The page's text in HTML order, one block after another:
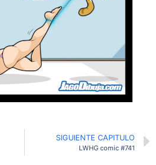
SIGUIENTE CAPITULO
LWHG comic #741